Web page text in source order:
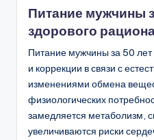
Питание мужчины
здорового
Питание мужчины за 50
и коррекции в связи с
изменениями обмена
физиологических
замедляется метаболизм,
увеличиваются риски